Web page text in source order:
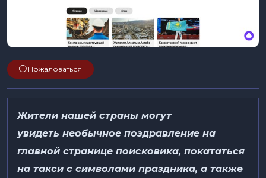
Пожаловаться
Жители нашей страны могут
увидеть необычное поздравление на
главной странице поисковика, покататься
на такси с символами праздника, а также